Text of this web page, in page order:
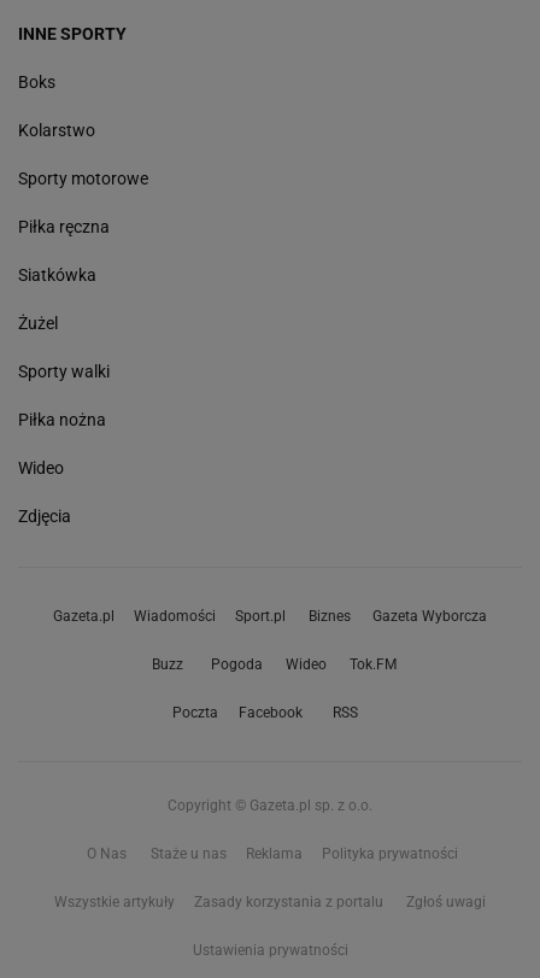
INNE SPORTY
Boks
Kolarstwo
Sporty motorowe
Piłka ręczna
Siatkówka
Żużel
Sporty walki
Piłka nożna
Wideo
Zdjęcia
Gazeta.pl Wiadomości Sport.pl Biznes Gazeta Wyborcza
Buzz Pogoda Wideo Tok.FM
Poczta Facebook RSS
Copyright © Gazeta.pl sp. z o.o.
O Nas Staże u nas Reklama Polityka prywatności
Wszystkie artykuły Zasady korzystania z portalu Zgłoś uwagi
Ustawienia prywatności